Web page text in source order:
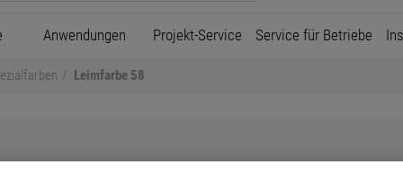
Anwendungen Projekt-Service Service für Betriebe
Leimfarbe 58